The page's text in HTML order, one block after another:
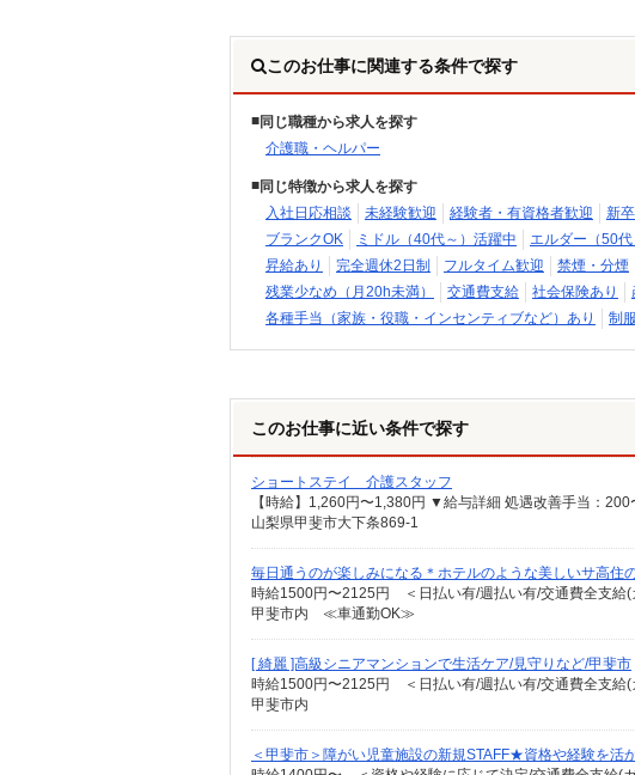
このお仕事に関連する条件で探す
同じ職種から求人を探す
介護職・ヘルパー
同じ特徴から求人を探す
入社日応相談
未経験歓迎 経験者・有資格者歓迎 新
ブランクOK
ミドル（40代～）活躍中 エルダー（50
昇給あり
完全週休2日制 フルタイム歓迎 禁煙・分煙
残業少なめ（月20h未満）
交通費支給 社会保険あり
各種手当（家族・役職・インセンティブなど）あり
制
このお仕事に近い条件で探す
ショートステイ 介護スタッフ
山梨県甲斐市大下条869-1
毎日通うのが楽しみになる＊ホテルのような美しいサ高住
時給1500円〜2125円 ＜日払い有/週払い有/交通費全支給(
甲斐市内 ≪車通勤OK≫
[ 綺麗 ]高級シニアマンションで生活ケア/見守りなど/甲斐市
時給1500円〜2125円 ＜日払い有/週払い有/交通費全支給(
甲斐市内
＜甲斐市＞障がい児童施設の新規STAFF★資格や経験を活